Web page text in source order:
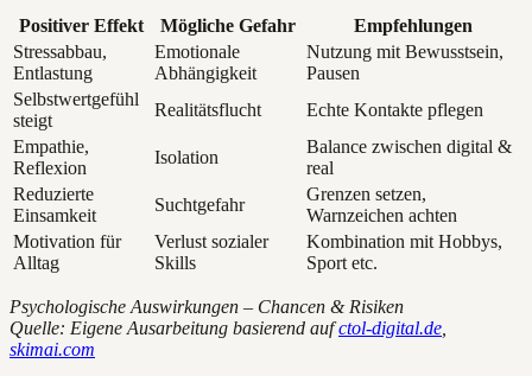
Positiver Effekt Mögliche Gefahr
Empfehlungen
Stressabbau,
Entlastung
Emotionale
Abhängigkeit
Nutzung mit Bewusstsein,
Pausen
Selbstwertgefühl
steigt
Realitätsflucht
Echte Kontakte pflegen
Empathie,
Reflexion
Isolation
Balance zwischen digital &
real
Reduzierte
Einsamkeit
Suchtgefahr
Grenzen setzen,
Warnzeichen achten
Motivation für
Alltag
Verlust sozialer
Skills
Kombination mit Hobbys,
Sport etc.
Psychologische Auswirkungen – Chancen & Risiken
Quelle: Eigene Ausarbeitung basierend aufctol-digital.de
skimai.com